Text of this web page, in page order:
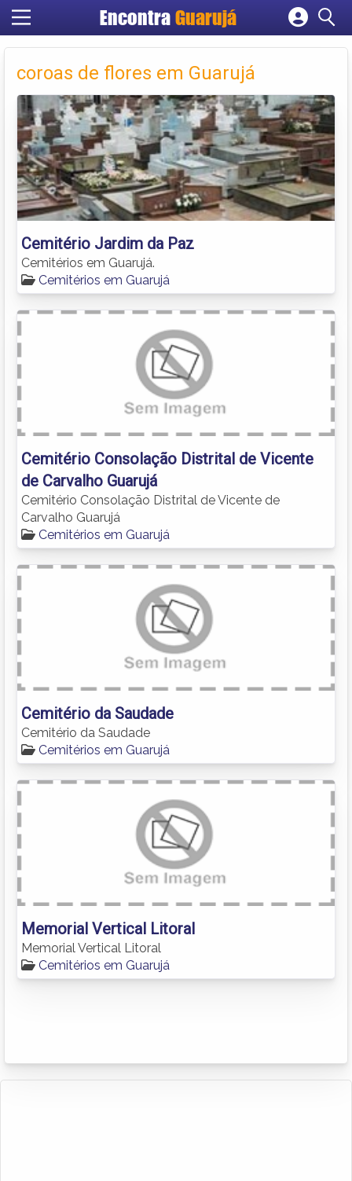
Encontra Guarujá
Cadastrar empresa
Criar conta
coroas de flores em Guarujá
Cemitério Jardim da Paz
Cemitérios em Guarujá.
Cemitérios em Guarujá
Cemitério Consolação Distrital de Vicente
de Carvalho Guarujá
Cemitério Consolação Distrital de Vicente de
Carvalho Guarujá
Cemitérios em Guarujá
Cemitério da Saudade
Cemitério da Saudade
Cemitérios em Guarujá
Memorial Vertical Litoral
Memorial Vertical Litoral
Cemitérios em Guarujá